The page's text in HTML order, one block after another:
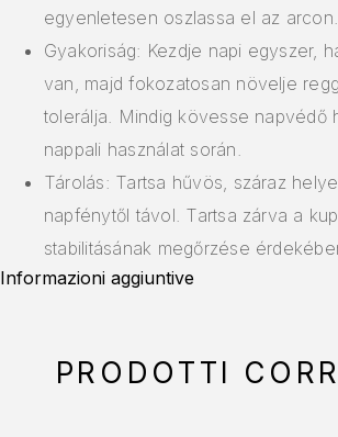
egyenletesen oszlassa el az arcon.
Gyakoriság: Kezdje napi egyszer,
van, majd fokozatosan növelje
tolerálja. Mindig kövesse napvédő
nappali használat során.
Tárolás: Tartsa hűvös, száraz
napfénytől távol. Tartsa zárva a
stabilitásának megőrzése
Informazioni aggiuntive
PRODOTTI